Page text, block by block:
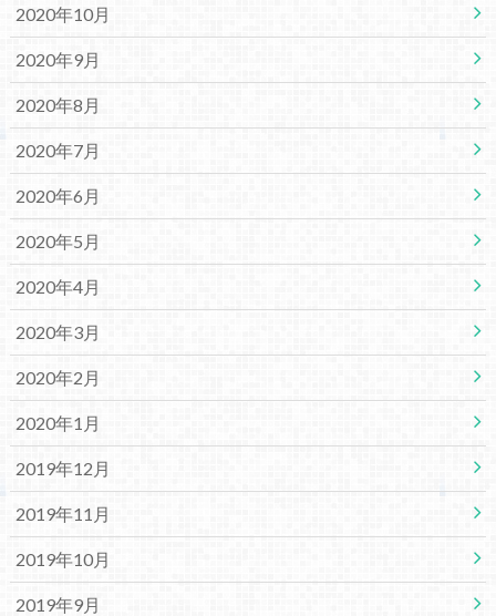
2020年10月
2020年9月
2020年8月
2020年7月
2020年6月
2020年5月
2020年4月
2020年3月
2020年2月
2020年1月
2019年12月
2019年11月
2019年10月
2019年9月